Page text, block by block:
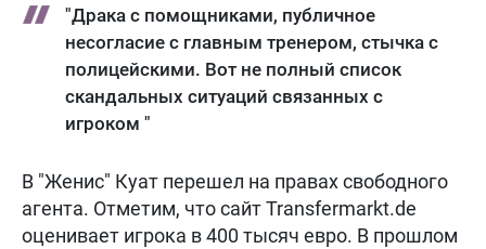
"Драка с помощниками, публичное
несогласие с главным тренером, стычка с
полицейскими. Вот не полный список
скандальных ситуаций связанных с
игроком "
В "Женис" Куат перешел на правах свободного
агента. Отметим, что сайт Transfermarkt.de
оценивает игрока в 400 тысяч евро. В прошлом